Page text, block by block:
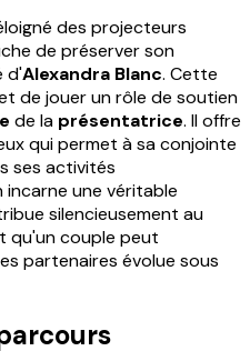
des projecteurs
de préserver son
d'Alexandra Blanc. Cette
de jouer un rôle de soutien
de la présentatrice. Il offre
qui permet à sa conjointe
ses activités
incarne une véritable
silencieusement au
qu'un couple peut
partenaires évolue sous